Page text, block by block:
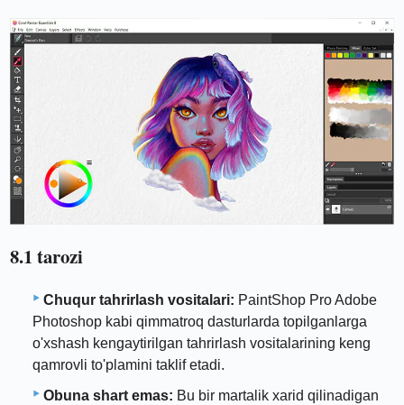
8.1 tarozi
Chuqur tahrirlash vositalari: PaintShop Pro Adobe
Photoshop kabi qimmatroq dasturlarda topilganlarga
o'xshash kengaytirilgan tahrirlash vositalarining keng
qamrovli to'plamini taklif etadi.
Obuna shart emas: Bu bir martalik xarid qilinadigan